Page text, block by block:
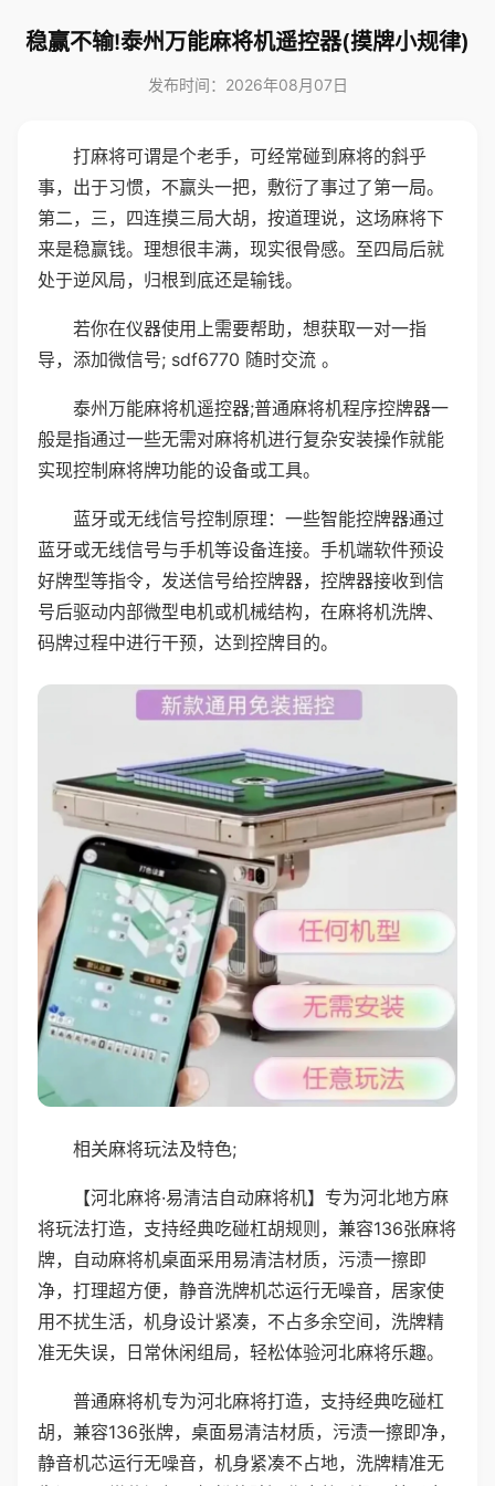
稳赢不输!泰州万能麻将机遥控器(摸牌小规律)
发布时间：2026年08月07日
打麻将可谓是个老手，可经常碰到麻将的斜乎
事，出于习惯，不赢头一把，敷衍了事过了第一局。
第二，三，四连摸三局大胡，按道理说，这场麻将下
来是稳赢钱。理想很丰满，现实很骨感。至四局后就
处于逆风局，归根到底还是输钱。
若你在仪器使用上需要帮助，想获取一对一指
导，添加微信号; sdf6770 随时交流 。
泰州万能麻将机遥控器;普通麻将机程序控牌器一
般是指通过一些无需对麻将机进行复杂安装操作就能
实现控制麻将牌功能的设备或工具。
蓝牙或无线信号控制原理：一些智能控牌器通过
蓝牙或无线信号与手机等设备连接。手机端软件预设
好牌型等指令，发送信号给控牌器，控牌器接收到信
号后驱动内部微型电机或机械结构，在麻将机洗牌、
码牌过程中进行干预，达到控牌目的。
相关麻将玩法及特色;
【河北麻将·易清洁自动麻将机】专为河北地方麻
将玩法打造，支持经典吃碰杠胡规则，兼容136张麻将
牌，自动麻将机桌面采用易清洁材质，污渍一擦即
净，打理超方便，静音洗牌机芯运行无噪音，居家使
用不扰生活，机身设计紧凑，不占多余空间，洗牌精
准无失误，日常休闲组局，轻松体验河北麻将乐趣。
普通麻将机专为河北麻将打造，支持经典吃碰杠
胡，兼容136张牌，桌面易清洁材质，污渍一擦即净，
静音机芯运行无噪音，机身紧凑不占地，洗牌精准无